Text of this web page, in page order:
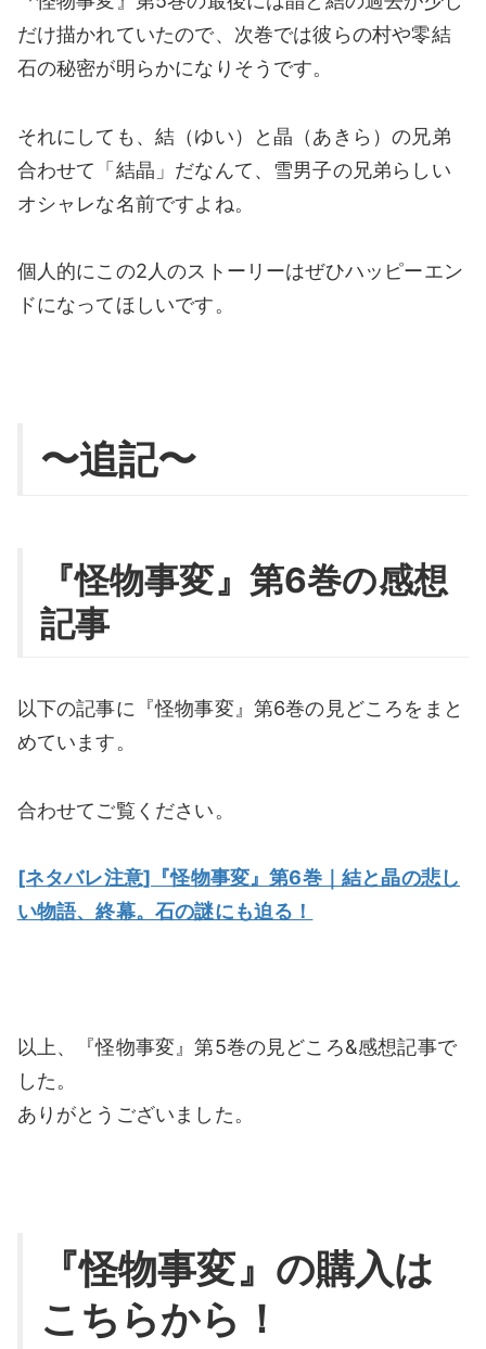
だけ描かれていたので、次巻では彼らの村や零結
石の秘密が明らかになりそうです。
それにしても、結（ゆい）と晶（あきら）の兄弟
合わせて「結晶」だなんて、雪男子の兄弟らしい
オシャレな名前ですよね。
個人的にこの2人のストーリーはぜひハッピーエン
ドになってほしいです。
〜追記〜
『怪物事変』第6巻の感想
記事
以下の記事に『怪物事変』第6巻の見どころをまと
めています。
合わせてご覧ください。
[ネタバレ注意]『怪物事変』第6巻｜結と晶の悲し
い物語、終幕。石の謎にも迫る！
以上、『怪物事変』第5巻の見どころ&感想記事で
した。
ありがとうございました。
『怪物事変』の購入は
こちらから！